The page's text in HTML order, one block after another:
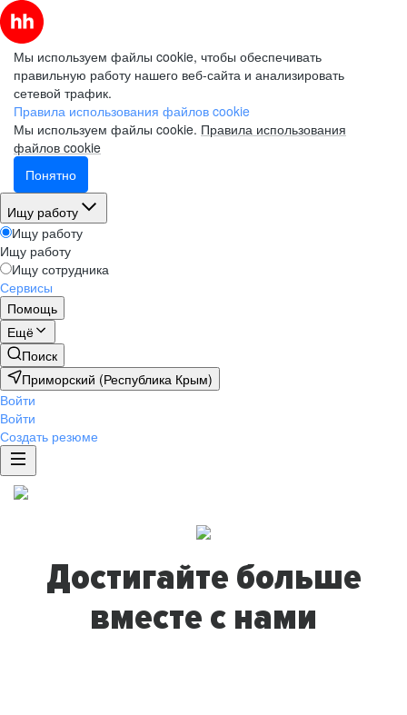
Мы используем файлы cookie, чтобы обеспечивать
правильную работу нашего веб-сайта и анализировать
сетевой трафик.
Правила использования файлов cookie
Мы используем файлы cookie. Правила использования
файлов cookie
Понятно
Ищу работу
Ищу работу
Ищу работу
Ищу сотрудника
Сервисы
Помощь
Ещё
Поиск
Приморский (Республика Крым)
Войти
Войти
Создать резюме
Достигайте больше
вместе с нами